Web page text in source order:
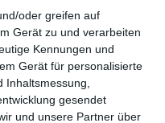
oder greifen auf
Gerät zu und verarbeiten
Kennungen und
Gerät für personalisierte
Inhaltsmessung,
gesendet
und unsere Partner über